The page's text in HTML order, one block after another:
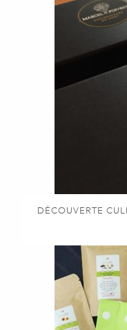
DÉCOUVERTE